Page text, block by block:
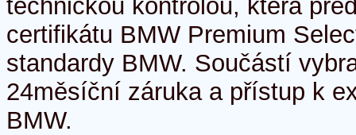
technickou kontrolou, která
certifikátu BMW Premium
standardy BMW. Součástí
24měsíční záruka a přístup k
BMW.